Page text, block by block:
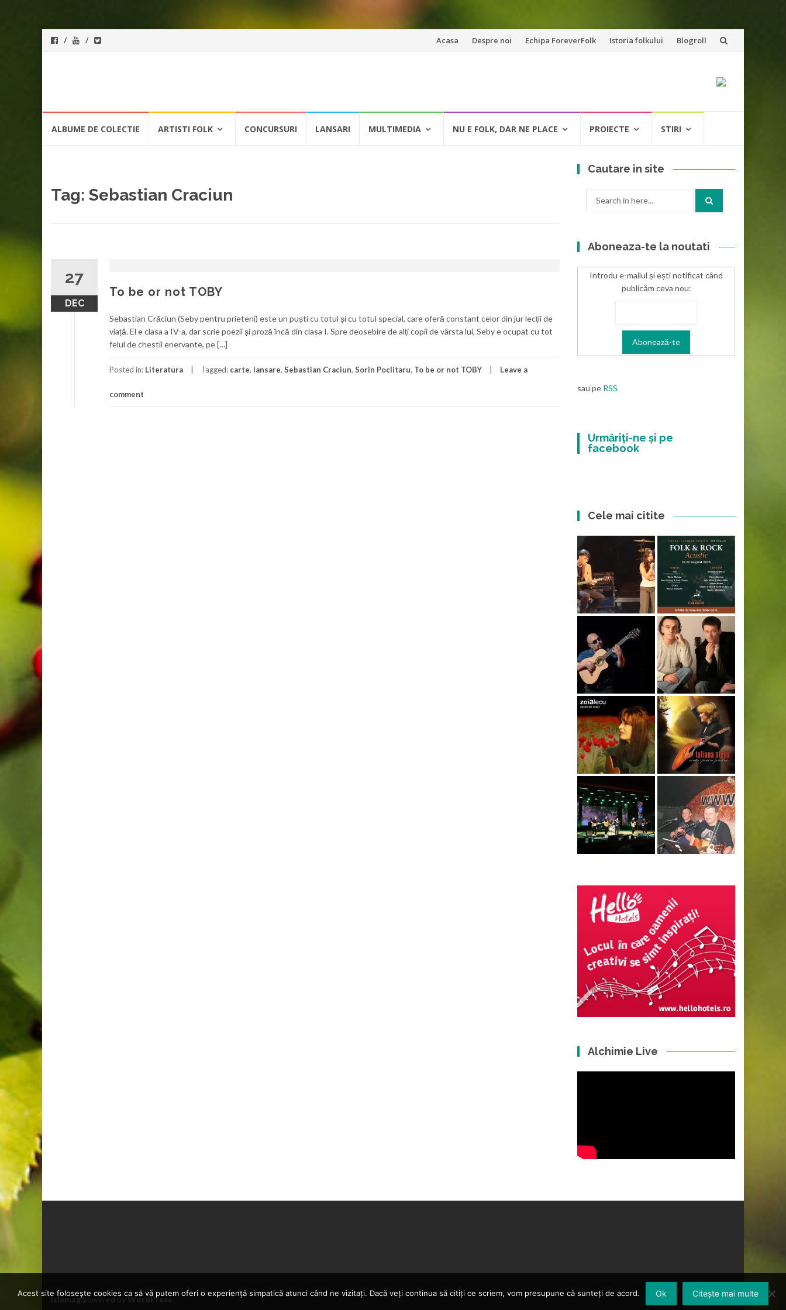
Skip
Acasa Despre noi Echipa ForeverFolk Istoria folkului Blogroll
ALBUME DE COLECTIE ARTISTI FOLK CONCURSURI LANSARI MULTIMEDIA NU E FOLK, DAR NE PLACE PROIECTE STIRI
Tag: Sebastian Craciun
27
DEC
To be or not TOBY
Sebastian Crăciun (Seby pentru prieteni) este un puști cu totul și cu totul special, care oferă constant celor din jur lecții de
viață. El e clasa a IV-a, dar scrie poezii și proză încă din clasa I. Spre deosebire de alți copii de vârsta lui, Seby e ocupat cu tot
felul de chestii enervante, pe […]
Posted in: Literatura Tagged: carte, lansare, Sebastian Craciun, Sorin Poclitaru, To be or not TOBY Leave a
comment
Cautare in site
Aboneaza-te la noutati
Introdu e-mailul și ești notificat când
publicăm ceva nou:
sau pe RSS
Urmăriți-ne și pe
facebook
Cele mai citite
Alchimie Live
Islemagpowered byWordPress
Acest site folosește cookies ca să vă putem oferi o experiență simpatică atunci când ne vizitați. Dacă veți continua să citiți ce scriem, vom presupune că sunteți de acord. Ok Citește mai multe